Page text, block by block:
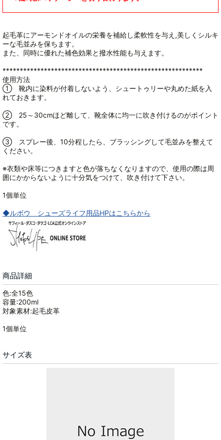
起毛革にアーモンドオイルの栄養を補給し柔軟性を与え,美しくシルキ
ーな毛並みを保ちます。
また、同時に優れた補色効果と撥水性能も与えます。
**********************************************************
使用方法
① 靴内に染料が付着しないよう、シュートゥリーや丸めた紙を入
れておきます。
② 25～30cmほど離して、靴全体に均一に吹き付けるのがポイント
です。
③ スプレー後、10分程したら、ブラッシングして毛並みを整えて
ください。
※衣類や床等につきますと色が落ちなくなりますので、使用の際は周
囲にかからないように十分気をつけて、吹き付けて下さい。
1個単位
◆ルボウ シューズライフ用品HPはこちらから
商品詳細
色:全15色
容量:200ml
対象素材:起毛皮革
1個単位
サイズ表